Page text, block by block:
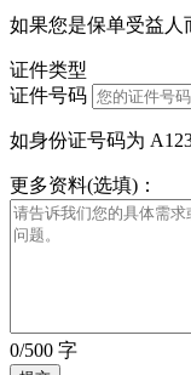
如果您是保单受益人
证件类型
证件号码
如身份证号码为
更多资料(选填)：
0/500 字